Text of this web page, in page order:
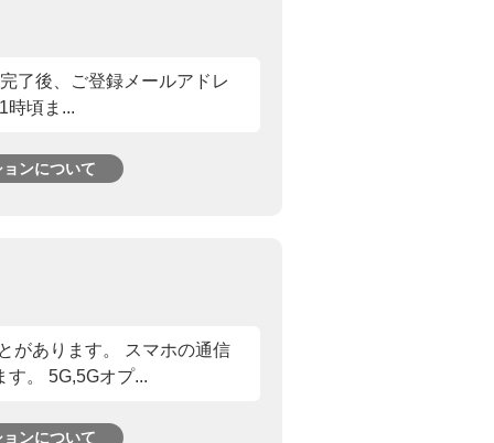
了後、ご登録メールアドレ
頃ま...
ンについて
があります。 スマホの通信
。 5G,5Gオプ...
ンについて